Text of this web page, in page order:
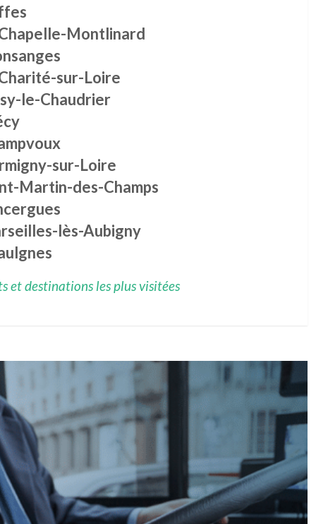
Montlinard
sur-Loire
le-Chaudrier
sur-Loire
Martin-des-Champs
lès-Aubigny
et destinations les plus visitées